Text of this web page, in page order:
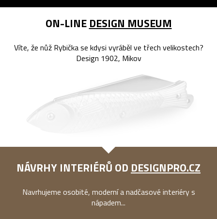
ON-LINE DESIGN MUSEUM
Víte, že nůž Rybička se kdysi vyráběl ve třech velikostech?
Design 1902, Mikov
NÁVRHY INTERIÉRŮ OD DESIGNPRO.CZ
Navrhujeme osobité, moderní a nadčasové interiéry s
nápadem...